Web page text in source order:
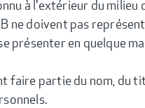
à l'extérieur du milieu
ne doivent pas
présenter en quelque
faire partie du nom, du